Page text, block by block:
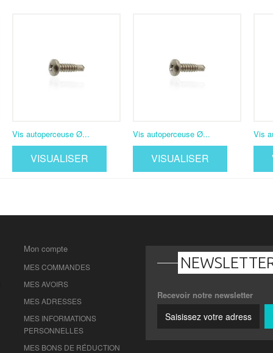
Vis autoperceuse Ø...
VISUALISER
Vis autoperceuse Ø...
VISUALISER
Vis
Mon compte
MES COMMANDES
MES AVOIRS
MES ADRESSES
MES INFORMATIONS
PERSONNELLES
MES BONS DE RÉDUCTION
Recevoir notre newsletter